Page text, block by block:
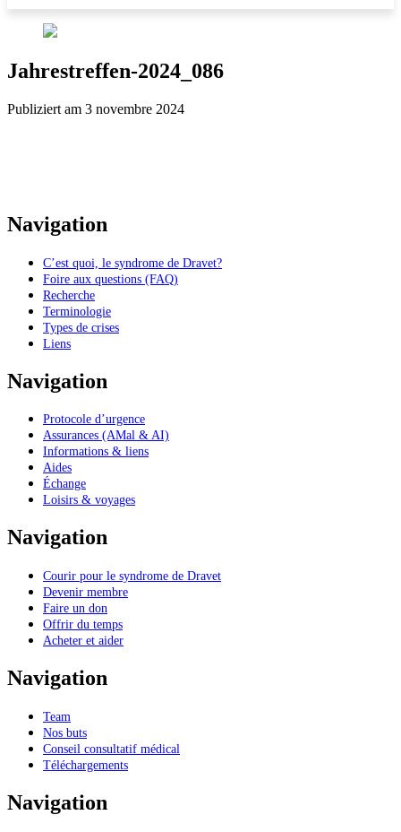
Jahrestreffen-2024_086
Publiziert am 3 novembre 2024
Navigation
C’est quoi, le syndrome de Dravet?
Foire aux questions (FAQ)
Recherche
Terminologie
Types de crises
Liens
Navigation
Protocole d’urgence
Assurances (AMal & AI)
Informations & liens
Aides
Échange
Loisirs & voyages
Navigation
Courir pour le syndrome de Dravet
Devenir membre
Faire un don
Offrir du temps
Acheter et aider
Navigation
Team
Nos buts
Conseil consultatif médical
Téléchargements
Navigation